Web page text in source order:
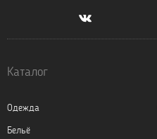
Каталог
Одежда
Бельё